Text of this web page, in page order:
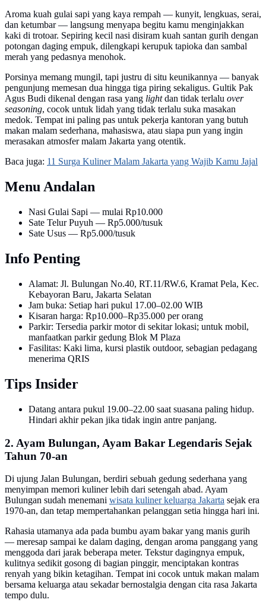
Aroma kuah gulai sapi yang kaya rempah — kunyit, lengkuas, serai,
dan ketumbar — langsung menyapa begitu kamu menginjakkan
kaki di trotoar. Sepiring kecil nasi disiram kuah santan gurih dengan
potongan daging empuk, dilengkapi kerupuk tapioka dan sambal
merah yang pedasnya menohok.
Porsinya memang mungil, tapi justru di situ keunikannya — banyak
pengunjung memesan dua hingga tiga piring sekaligus. Gultik Pak
Agus Budi dikenal dengan rasa yang lightdan tidak terlalu over
seasoning, cocok untuk lidah yang tidak terlalu suka masakan
medok. Tempat ini paling pas untuk pekerja kantoran yang butuh
makan malam sederhana, mahasiswa, atau siapa pun yang ingin
merasakan atmosfer malam Jakarta yang otentik.
Baca juga: 11 Surga Kuliner Malam Jakarta yang Wajib Kamu Jajal
Menu Andalan
Nasi Gulai Sapi — mulai Rp10.000
Sate Telur Puyuh — Rp5.000/tusuk
Sate Usus — Rp5.000/tusuk
Info Penting
Alamat: Jl. Bulungan No.40, RT.11/RW.6, Kramat Pela, Kec.
Kebayoran Baru, Jakarta Selatan
Jam buka: Setiap hari pukul 17.00–02.00 WIB
Kisaran harga: Rp10.000–Rp35.000 per orang
Parkir: Tersedia parkir motor di sekitar lokasi; untuk mobil,
manfaatkan parkir gedung Blok M Plaza
Fasilitas: Kaki lima, kursi plastik outdoor, sebagian pedagang
menerima QRIS
Tips Insider
Datang antara pukul 19.00–22.00 saat suasana paling hidup.
Hindari akhir pekan jika tidak ingin antre panjang.
2. Ayam Bulungan, Ayam Bakar Legendaris Sejak
Tahun 70-an
Di ujung Jalan Bulungan, berdiri sebuah gedung sederhana yang
menyimpan memori kuliner lebih dari setengah abad. Ayam
Bulungan sudah menemani wisata kuliner keluarga Jakarta sejak era
1970-an, dan tetap mempertahankan pelanggan setia hingga hari ini.
Rahasia utamanya ada pada bumbu ayam bakar yang manis gurih
— meresap sampai ke dalam daging, dengan aroma panggang yang
menggoda dari jarak beberapa meter. Tekstur dagingnya empuk,
kulitnya sedikit gosong di bagian pinggir, menciptakan kontras
renyah yang bikin ketagihan. Tempat ini cocok untuk makan malam
bersama keluarga atau sekadar bernostalgia dengan cita rasa Jakarta
tempo dulu.